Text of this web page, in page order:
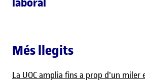
Més llegits
La UOC amplia fins a prop d'un miler